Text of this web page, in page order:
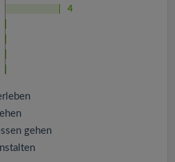
4
gehen